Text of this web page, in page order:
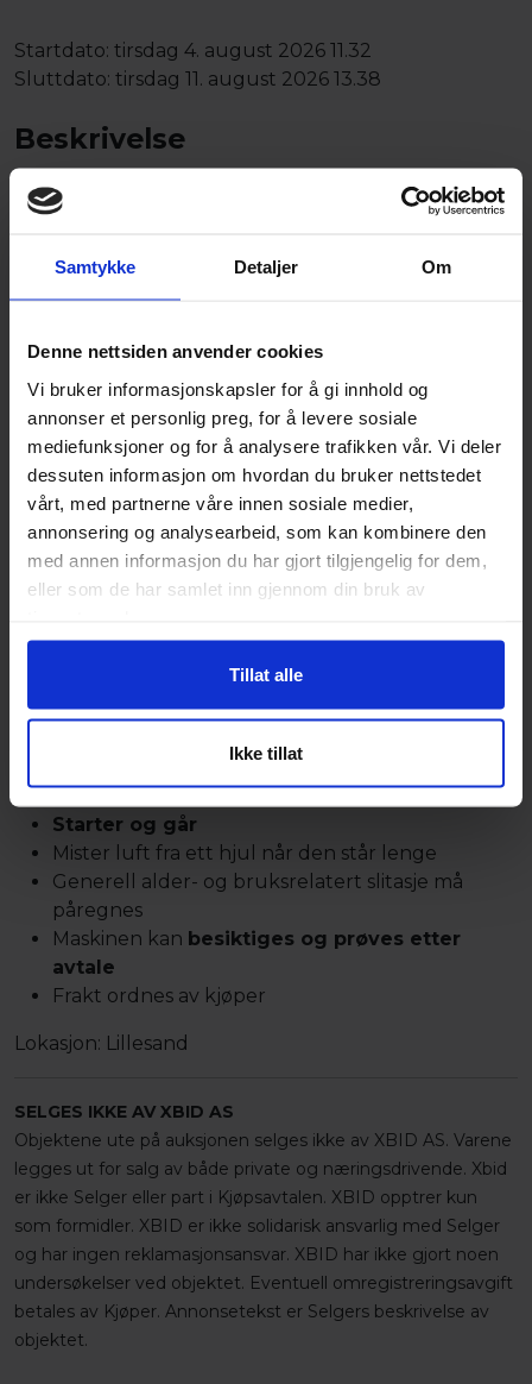
Samtykke Detaljer Om
Denne nettsiden anvender cookies
Vi bruker informasjonskapsler for å gi innhold og
annonser et personlig preg, for å levere sosiale
mediefunksjoner og for å analysere trafikken vår. Vi deler
dessuten informasjon om hvordan du bruker nettstedet
vårt, med partnerne våre innen sosiale medier,
annonsering og analysearbeid, som kan kombinere den
med annen informasjon du har gjort tilgjengelig for dem,
eller som de har samlet inn gjennom din bruk av
Tillat alle
Ikke tillat
Startdato: tirsdag 4. august 2026 11.32
Sluttdato: tirsdag 11. august 2026 13.38
Beskrivelse
Detroit Diesel V12 – 760 hk
2002‑modell. Maskinen er utstyrt med Detroit Diesel
V12-motor på 760 hk og har en totalvekt på hele
tonn.
Spesifikasjoner
Merke:Euclid
Modell:EH1100
Årsmodell:2002
Motor:Detroit Diesel V12
Totalvekt:108 tonn
Ca. 13.000 timer
Tilstand
Maskinen har stått en periode
Var ifull drift for ca. 4 år siden
Starter og går
Mister luft fra ett hjul når den står lenge
Generell alder- og bruksrelatert slitasje må
påregnes
Maskinen kan besiktiges og prøves etter
avtale
Frakt ordnes av kjøper
Lokasjon: Lillesand
SELGES IKKE AV XBID AS
Objektene ute på auksjonen selges ikke av XBID AS. Varene
legges ut for salg av både private og næringsdrivende. Xbid
er ikke Selger eller part i Kjøpsavtalen. XBID opptrer kun
som formidler. XBID er ikke solidarisk ansvarlig med Selger
og har ingen reklamasjonsansvar. XBID har ikke gjort noen
undersøkelser ved objektet. Eventuell omregistreringsavgift
betales av Kjøper. Annonsetekst er Selgers beskrivelse av
objektet.